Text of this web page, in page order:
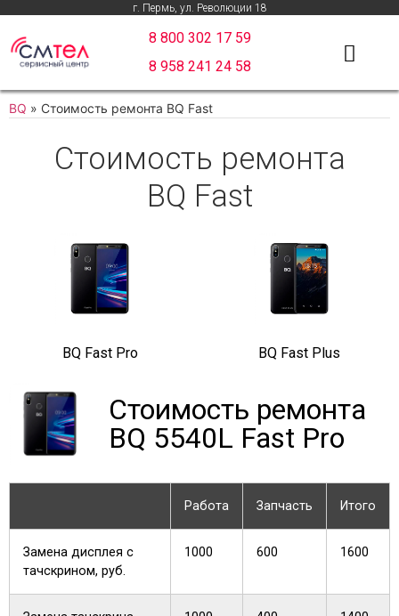
г. Пермь, ул. Революции 18
8 800 302 17 59
8 958 241 24 58
BQ » Стоимость ремонта BQ Fast
Стоимость ремонта
BQ Fast
BQ Fast Pro BQ Fast Plus
Стоимость ремонта
BQ 5540L Fast Pro
Работа Запчасть Итого
Замена дисплея с
тачскрином, руб.
1000 600 1600